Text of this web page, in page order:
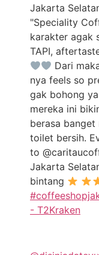
Jakarta
"Speciality
karakter agak
TAPI,
Dari
nya feels so
gak bohong
mereka ini
berasa banget
toilet bersih.
to
Jakarta
bintang
- T2Kraken